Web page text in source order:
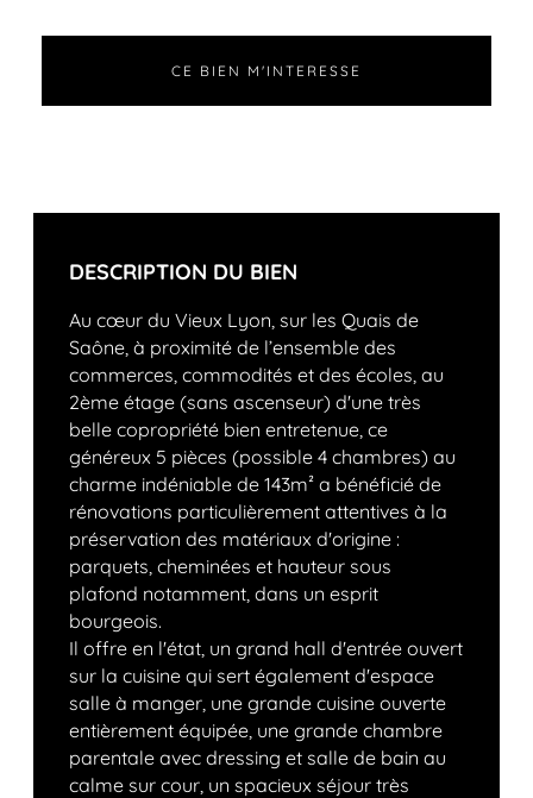
CE BIEN M'INTERESSE
DESCRIPTION DU BIEN
Au cœur du Vieux Lyon, sur les Quais de
Saône, à proximité de l’ensemble des
commerces, commodités et des écoles, au
2ème étage (sans ascenseur) d'une très
belle copropriété bien entretenue, ce
généreux 5 pièces (possible 4 chambres) au
charme indéniable de 143m² a bénéficié de
rénovations particulièrement attentives à la
préservation des matériaux d'origine :
parquets, cheminées et hauteur sous
plafond notamment, dans un esprit
bourgeois.
Il offre en l'état, un grand hall d'entrée ouvert
sur la cuisine qui sert également d'espace
salle à manger, une grande cuisine ouverte
entièrement équipée, une grande chambre
parentale avec dressing et salle de bain au
calme sur cour, un spacieux séjour très